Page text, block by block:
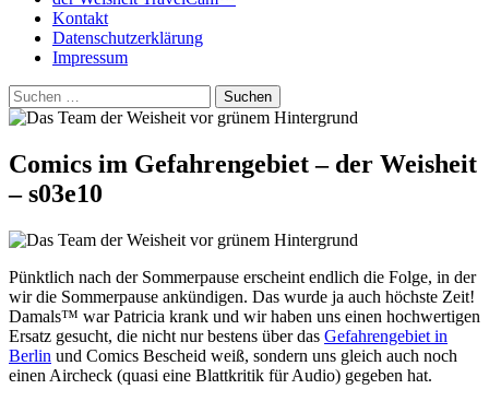
Kontakt
Datenschutzerklärung
Impressum
Suchen
nach:
Comics im Gefahrengebiet – der Weisheit
– s03e10
Pünktlich nach der Sommerpause erscheint endlich die Folge, in der
wir die Sommerpause ankündigen. Das wurde ja auch höchste Zeit!
Damals™ war Patricia krank und wir haben uns einen hochwertigen
Ersatz gesucht, die nicht nur bestens über das Gefahrengebiet in
Berlin und Comics Bescheid weiß, sondern uns gleich auch noch
einen Aircheck (quasi eine Blattkritik für Audio) gegeben hat.